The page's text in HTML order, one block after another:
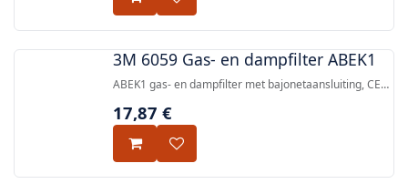
3M 6059 Gas- en dampfilter ABEK1
ABEK1 gas- en dampfilter met bajonetaansluiting, CE-
gassen en dampen, compatibel met 3M 6000-, 6500-
en 7500-serie herbruikbare half- en
volgelaatsmaskers.
17,87 €